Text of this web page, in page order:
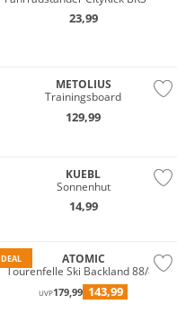
23,99
METOLIUS
Trainingsboard
129,99
KUEBL
Sonnenhut
14,99
DEAL
ATOMIC
Tourenfelle Ski Backland 88/89
UVP179,99 143,99